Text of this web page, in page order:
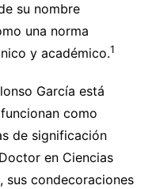
su nombre
una norma
y académico.1
García está
como
de significación
en Ciencias
sus condecoraciones